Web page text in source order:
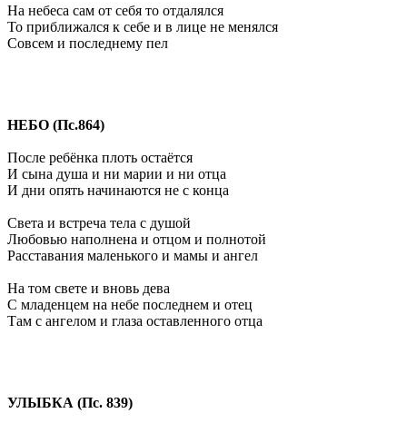
На небеса сам от себя то отдалялся
То приближался к себе и в лице не менялся
Совсем и последнему пел
НЕБО (Пс.864)
После ребёнка плоть остаётся
И сына душа и ни марии и ни отца
И дни опять начинаются не с конца
Света и встреча тела с душой
Любовью наполнена и отцом и полнотой
Расставания маленького и мамы и ангел
На том свете и вновь дева
С младенцем на небе последнем и отец
Там с ангелом и глаза оставленного отца
УЛЫБКА (Пс. 839)